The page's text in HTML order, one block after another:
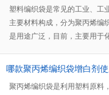
C-1。
塑料编织袋是常见的工业、工
主要材料构成，分为聚丙烯编
是用途广泛，目前，主要用于
织袋后期发黄，严重影响了厂
哪款聚丙烯编织袋增白剂
聚丙烯编织袋是利用塑料原料